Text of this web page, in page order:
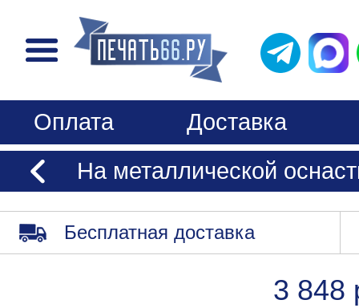
Оплата
Доставка
На металлической
Бесплатная доставка
3 848